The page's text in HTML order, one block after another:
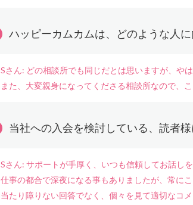
ハッピーカムカムは、どのような人
Sさん: どの相談所でも同じだとは思いますが、や
また、大変親身になってくださる相談所なので、
当社への入会を検討している、読者
Sさん: サポートが手厚く、いつも信頼してお話し
仕事の都合で深夜になる事もありましたが、常に
当たり障りない回答でなく、個々を見て適切なコ